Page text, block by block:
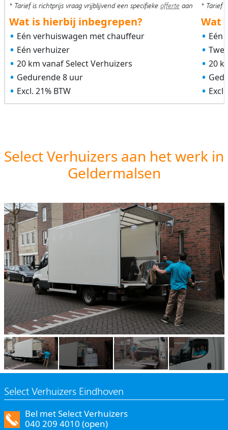
* Tarief is richtprijs vraag vrijblijvend een specifieke offerteaan
Wat is hierbij inbegrepen?
Eén verhuiswagen met chauffeur
Eén verhuizer
20 km vanaf Select Verhuizers
Gedurende 8 uur
Excl. 21% BTW
* Tarief
Wat
Eén
20
Excl.
Select Verhuizers aan het werk in
Geldermalsen
Select Verhuizers Eindhoven
Bel met Select Verhuizers
040 209 4010 (open)